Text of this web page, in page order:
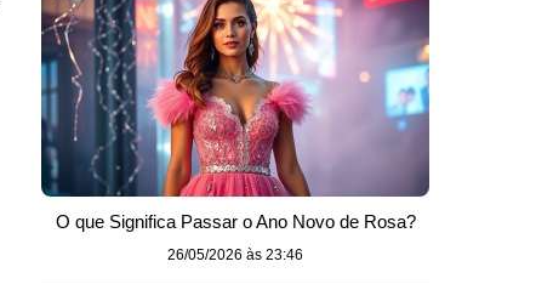
O que Significa Passar o Ano Novo de Rosa?
26/05/2026 às 23:46